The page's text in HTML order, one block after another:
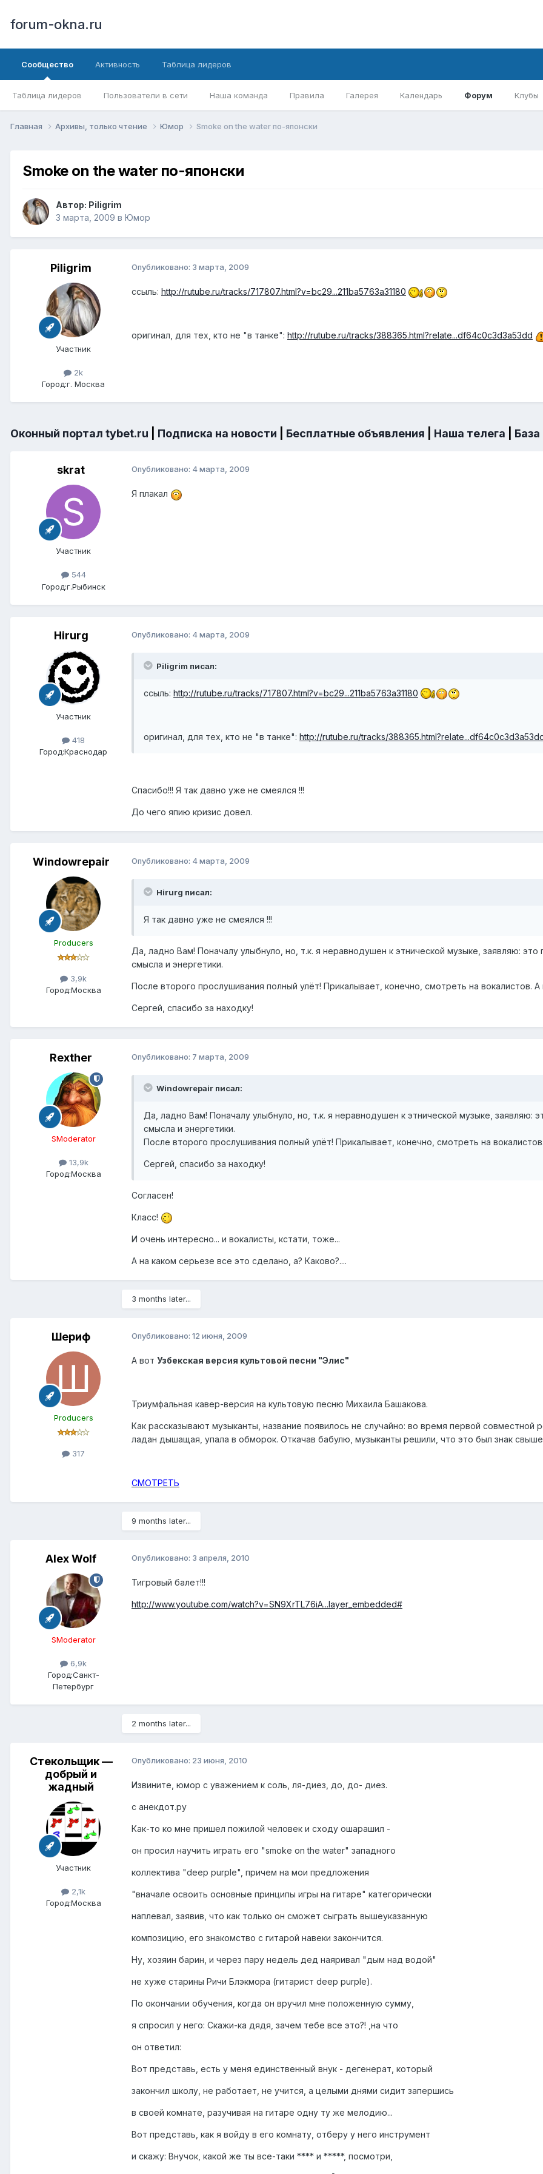
forum-okna.ru
Сообщество
Таблица лидеров Пользователи в сети Наша команда Правила Галерея Календарь Форум Клубы
Активность Таблица лидеров
Главная Архивы, только чтение Юмор Smoke on the water по-японски
Smoke on the water по-японски
Автор: Piligrim
3 марта, 2009 в Юмор
Piligrim
Участник
2k
Город:г. Москва
Опубликовано: 3 марта, 2009
ссыль: http://rutube.ru/tracks/717807.html?v=bc29...211ba5763a31180
оригинал, для тех, кто не "в танке": http://rutube.ru/tracks/388365.html?relate...df64c0c3d3a53dd
Оконный портал tybet.ru Подписка на новости Бесплатные объявления Наша телега
skrat
Участник
544
Город:г.Рыбинск
Опубликовано: 4 марта, 2009
Я плакал
Hirurg
Участник
418
Город:Краснодар
Опубликовано: 4 марта, 2009
Piligrim писал:
ссыль: http://rutube.ru/tracks/717807.html?v=bc29...211ba5763a31180
оригинал, для тех, кто не "в танке": http://rutube.ru/tracks/
Спасибо!!! Я так давно уже не смеялся !!!
До чего япию кризис довел.
Windowrepair
Producers
3,9k
Город:Москва
Опубликовано: 4 марта, 2009
Hirurg писал:
Я так давно уже не смеялся !!!
Да, ладно Вам! Поначалу улыбнуло, но, т.к. я неравнодушен к этнической музыке, заявляю:
смысла и энергетики.
После второго прослушивания полный улёт! Прикалывает, конечно, смотреть на вокалистов.
Сергей, спасибо за находку!
Rexther
SModerator
13,9k
Город:Москва
Опубликовано: 7 марта, 2009
Windowrepair писал:
Да, ладно Вам! Поначалу улыбнуло, но, т.к. я неравнодушен к этнической музыке, заявляю:
смысла и энергетики.
После второго прослушивания полный улёт! Прикалывает, конечно, смотреть на
Сергей, спасибо за находку!
Согласен!
Класс!
И очень интересно... и вокалисты, кстати, тоже...
А на каком серьезе все это сделано, а? Каково?....
3 months later...
Шериф
Producers
317
Опубликовано: 12 июня, 2009
А вот Узбекская версия культовой песни "Элис"
Триумфальная кавер-версия на культовую песню Михаила Башакова.
Как рассказывают музыканты, название появилось не случайно: во время первой совместной
ладан дышащая, упала в обморок. Откачав бабулю, музыканты решили, что это был знак
СМОТРЕТЬ
9 months later...
Alex Wolf
SModerator
6,9k
Город:Санкт-
Петербург
Опубликовано: 3 апреля, 2010
Тигровый балет!!!
http://www.youtube.com/watch?v=SN9XrTL76iA...layer_embedded#
2 months later...
Стекольщик —
добрый и
жадный
Участник
2,1k
Город:Москва
Опубликовано: 23 июня, 2010
Извините, юмор с уважением к соль, ля-диез, до, до- диез.
с анекдот.ру
Как-то ко мне пришел пожилой человек и сходу ошарашил -
он просил научить играть его "smoke on the water" западного
коллектива "deep purple", причем на мои предложения
"вначале освоить основные принципы игры на гитаре" категорически
наплевал, заявив, что как только он сможет сыграть вышеуказанную
композицию, его знакомство с гитарой навеки закончится.
Ну, хозяин барин, и через пару недель дед наяривал "дым над водой"
не хуже старины Ричи Блэкмора (гитарист deep purple).
По окончании обучения, когда он вручил мне положенную сумму,
я спросил у него: Скажи-ка дядя, зачем тебе все это?! ,на что
он ответил:
Вот представь, есть у меня единственный внук - дегенерат, который
закончил школу, не работает, не учится, а целыми днями сидит запершись
в своей комнате, разучивая на гитаре одну ту же мелодию...
Вот представь, как я войду в его комнату, отберу у него инструмент
и скажу: Внучок, какой же ты все-таки **** и *****, посмотри,